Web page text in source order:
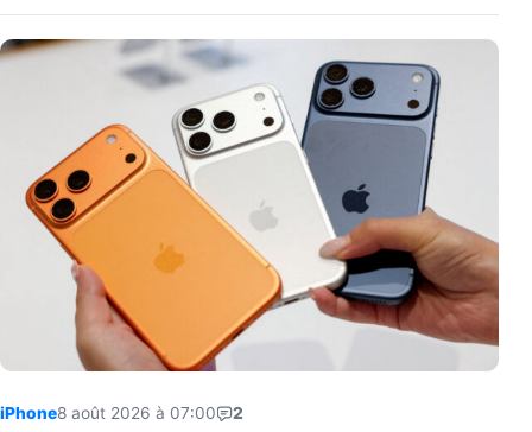
iPhone8 août 2026 à 07:00 2